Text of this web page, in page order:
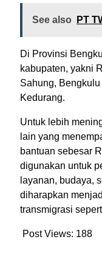
See also PT
Di Provinsi
kabupaten, yakni
Sahung,
Kedurang.
Untuk lebih
lain yang
bantuan sebesar
digunakan untuk
layanan, budaya,
diharapkan
transmigrasi
Post Views: 188